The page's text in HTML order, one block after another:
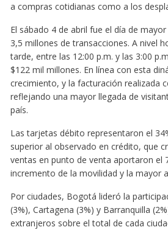
a compras cotidianas como a los
El sábado 4 de abril fue el día de
3,5 millones de transacciones. A nivel
tarde, entre las 12:00 p.m. y las 3:00
$122 mil millones. En línea con esta
crecimiento, y la facturación realizada
reflejando una mayor llegada de
país.
Las tarjetas débito representaron el
superior al observado en crédito, que
ventas en punto de venta aportaron el
incremento de la movilidad y la mayor
Por ciudades, Bogotá lideró la
(3%), Cartagena (3%) y Barranquilla
extranjeros sobre el total de cada